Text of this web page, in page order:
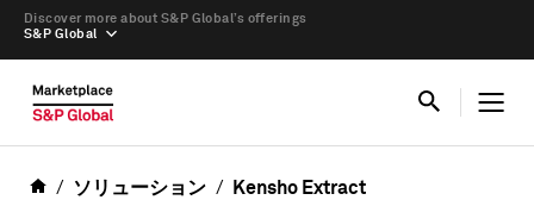
S&P Global
Discover more about S&P Global’s offerings
ソリューション Kensho Extract